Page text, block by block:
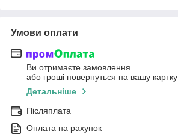
Умови оплати
Ви отримаєте замовлення
або гроші повернуться на вашу картку
Детальніше
Післяплата
Оплата на рахунок